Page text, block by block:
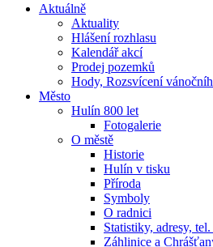
Aktuálně
Aktuality
Hlášení rozhlasu
Kalendář akcí
Prodej pozemků
Hody, Rozsvícení
Město
Hulín 800 let
Fotogalerie
O městě
Historie
Hulín v tisku
Příroda
Symboly
O radnici
Statistiky, adresy, tel.
Záhlinice a